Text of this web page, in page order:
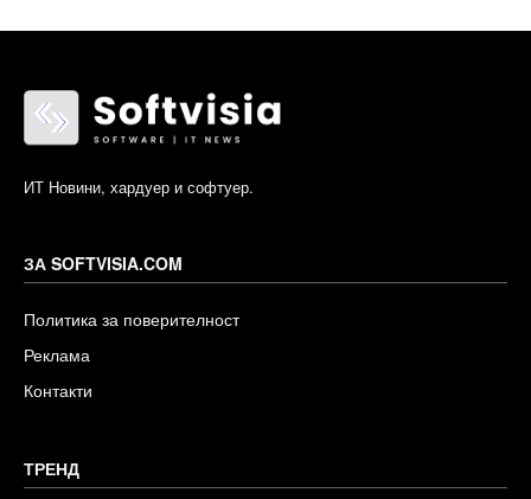
ИТ Новини, хардуер и софтуер.
ЗА SOFTVISIA.COM
Политика за поверителност
Реклама
Контакти
ТРЕНД